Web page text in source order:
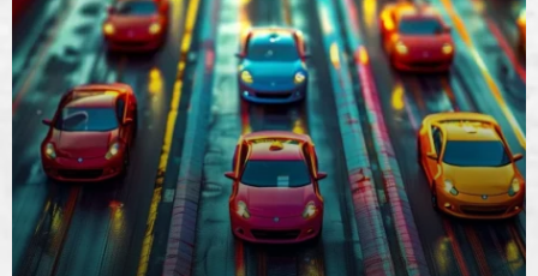
Gestoría para el Alta y rehabilitación de
vehículos en Valencia
Si tu vehículo está en situación de baja temporal, en el Registro
de vehículos de la DGT, puedes solicitarnos el alta del mismo
que es necesaria para poder circular.
Ver Servicio